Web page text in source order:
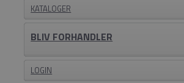
KATALOGER
BLIV FORHANDLER
LOGIN